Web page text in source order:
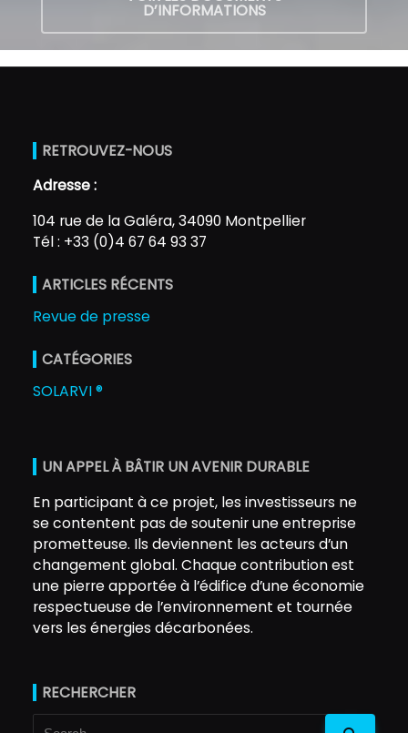
D’INFORMATIONS
RETROUVEZ-NOUS
Adresse :
104 rue de la Galéra, 34090 Montpellier
Tél : +33 (0)4 67 64 93 37
ARTICLES RÉCENTS
Revue de presse
CATÉGORIES
SOLARVI ®
UN APPEL À BÂTIR UN AVENIR DURABLE
En participant à ce projet, les investisseurs ne
se contentent pas de soutenir une entreprise
prometteuse. Ils deviennent les acteurs d’un
changement global. Chaque contribution est
une pierre apportée à l’édifice d’une économie
respectueuse de l’environnement et tournée
vers les énergies décarbonées.
RECHERCHER
Search